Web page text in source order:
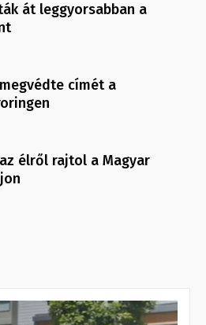
át leggyorsabban a
címét a
élről rajtol a Magyar